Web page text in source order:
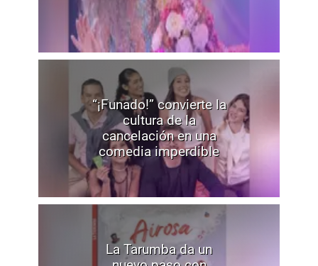
“¡Funado!” convierte la
cultura de la
cancelación en una
comedia imperdible
La Tarumba da un